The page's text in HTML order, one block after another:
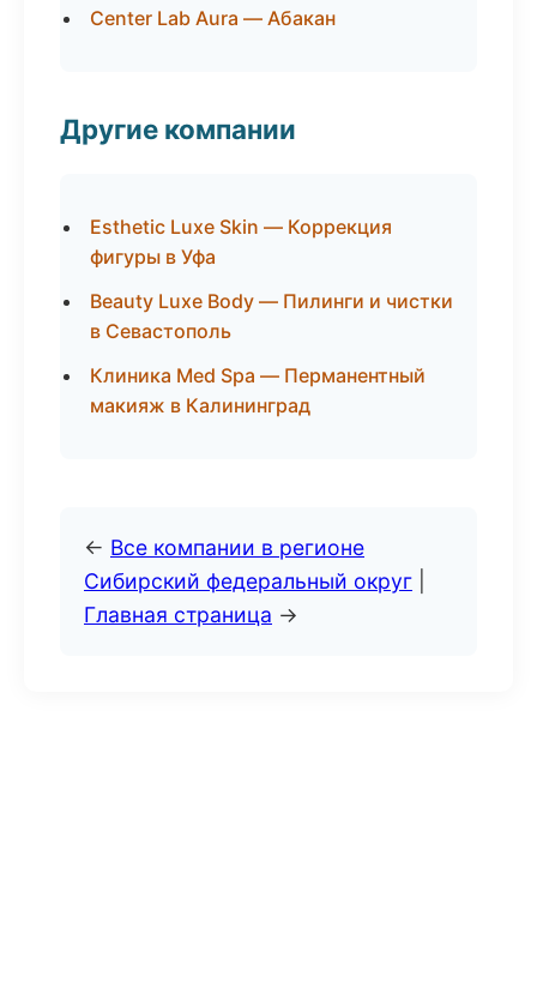
Center Lab Aura — Абакан
Другие компании
Esthetic Luxe Skin — Коррекция
фигуры в Уфа
Beauty Luxe Body — Пилинги и чистки
в Севастополь
Клиника Med Spa — Перманентный
макияж в Калининград
← Все компании в регионе
Сибирский федеральный округ
Главная страница →